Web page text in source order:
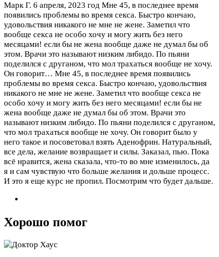
Марк Г. 6 апреля, 2023 год Мне 45, в последнее время
появились проблемы во время секса. Быстро кончаю,
удовольствия никакого не мне не жене. Заметил что
вообще секса не особо хочу и могу жить без него
месяцами! если бы не жена вообще даже не думал бы об
этом. Врачи это называют низким либидо. По пьяни
поделился с друганом, что мол трахаться вообще не хочу.
Он говорит… Мне 45, в последнее время появились
проблемы во время секса. Быстро кончаю, удовольствия
никакого не мне не жене. Заметил что вообще секса не
особо хочу и могу жить без него месяцами! если бы не
жена вообще даже не думал бы об этом. Врачи это
называют низким либидо. По пьяни поделился с друганом,
что мол трахаться вообще не хочу. Он говорит было у
него такое и посоветовал взять Аденофрин. Натуральный,
все дела, желание возвращает и силы. Заказал, пью. Пока
всё нравится, жена сказала, что-то во мне изменилось, да
я и сам чувствую что больше желания и дольше процесс.
И это я еще курс не пропил. Посмотрим что будет дальше.
Хорошо помог